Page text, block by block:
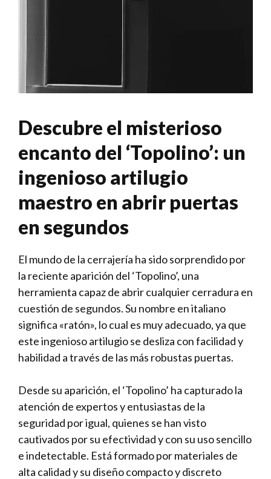
Descubre ​el misterioso
encanto del ‘Topolino’: un
ingenioso artilugio
maestro en abrir puertas
en​ segundos
El mundo de⁢ la cerrajería ha ‍sido sorprendido por
la reciente aparición ⁤del ‘Topolino’, una
herramienta capaz de abrir cualquier cerradura en
cuestión de segundos. ‍Su ⁢nombre en italiano
significa «ratón», lo ‍cual​ es muy adecuado, ya ⁣que
este ingenioso ‍artilugio se desliza ⁤con facilidad y
habilidad ⁢a través de las más robustas puertas.
Desde su aparición, el ‘Topolino’ ha capturado la
atención de expertos y entusiastas de la
seguridad por igual, quienes se ⁤han visto
cautivados ⁣por su efectividad y con su uso ‌sencillo
e indetectable. Está formado por materiales de
alta ‍calidad y⁤ su diseño compacto y discreto